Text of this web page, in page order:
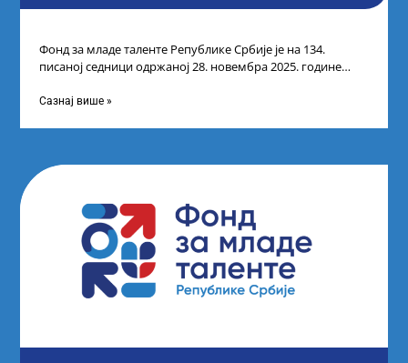
Фонд за младе таленте Републике Србије је на 134.
писаној седници одржаној 28. новембра 2025. године
Сазнај више »